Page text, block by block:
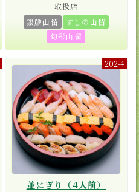
取扱店
銀鱗山留
すしの山留
旬彩山留
202-4
並にぎり（4人前）